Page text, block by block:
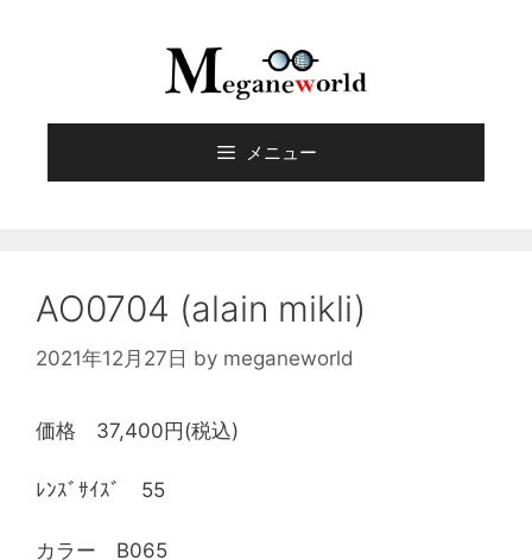
メニュー
AO0704 (alain mikli)
2021年12月27日 by meganeworld
価格 37,400円(税込)
ﾚﾝｽﾞｻｲｽﾞ 55
カラー B065